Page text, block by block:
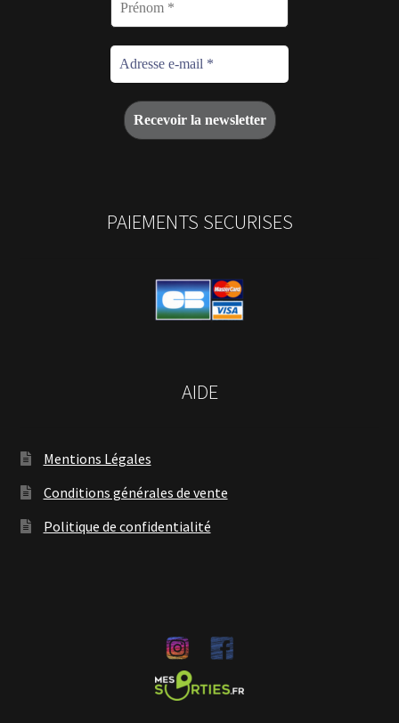
PAIEMENTS SECURISES
AIDE
Mentions Légales
Conditions générales de vente
Politique de confidentialité